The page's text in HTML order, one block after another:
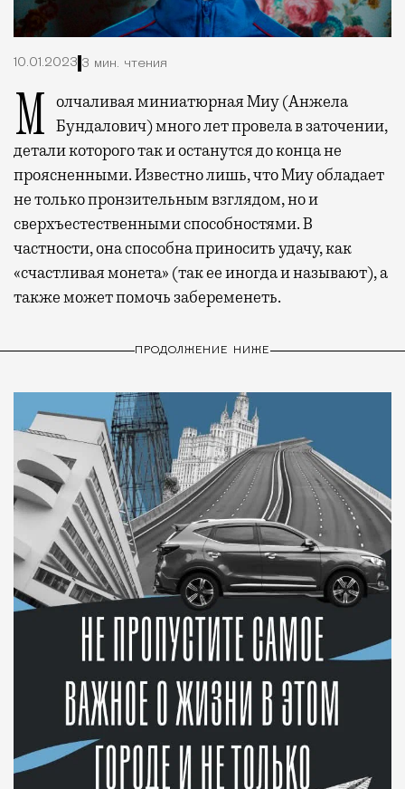
10.01.2023 3 мин. чтения
Молчаливая миниатюрная Миу (Анжела Бундалович) много лет провела в заточении,
детали которого так и останутся до конца не
проясненными. Известно лишь, что Миу обладает
не только пронзительным взглядом, но и
сверхъестественными способностями. В
частности, она способна приносить удачу, как
«счастливая монета» (так ее иногда и называют), а
также может помочь забеременеть.
ПРОДОЛЖЕНИЕ НИЖЕ